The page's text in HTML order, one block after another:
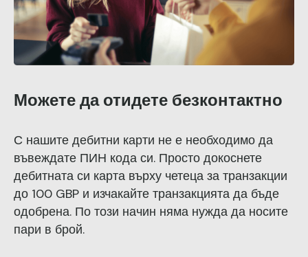
Можете да отидете безконтактно
С нашите дебитни карти не е необходимо да
въвеждате ПИН кода си. Просто докоснете
дебитната си карта върху четеца за транзакции
до 100 GBP и изчакайте транзакцията да бъде
одобрена. По този начин няма нужда да носите
пари в брой.